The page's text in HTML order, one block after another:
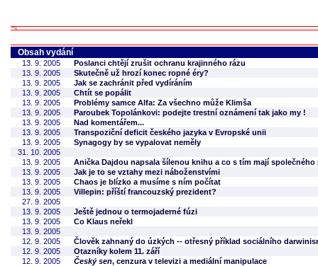
Obsah vydání
13. 9. 2005
Poslanci chtějí zrušit ochranu krajinného rázu
13. 9. 2005
Skutečně už hrozí konec ropné éry?
13. 9. 2005
Jak se zachránit před vydíráním
13. 9. 2005
Chtít se popálit
13. 9. 2005
Problémy samce Alfa: Za všechno může Klimša
13. 9. 2005
Paroubek Topolánkovi: podejte trestní oznámení tak jako my !
13. 9. 2005
Nad komentářem...
13. 9. 2005
Transpoziční deficit českého jazyka v Evropské unii
13. 9. 2005
Synagogy by se vypalovat neměly
31. 10. 2005
13. 9. 2005
Anička Dajdou napsala šílenou knihu a co s tím mají společného
13. 9. 2005
Jak je to se vztahy mezi náboženstvími
13. 9. 2005
Chaos je blízko a musíme s ním počítat
13. 9. 2005
Villepin: příští francouzský prezident?
27. 9. 2005
13. 9. 2005
Ještě jednou o termojaderné fúzi
13. 9. 2005
Co Klaus neřekl
13. 9. 2005
12. 9. 2005
Člověk zahnaný do úzkých -- otřesný příklad sociálního
12. 9. 2005
Otazníky kolem 11. září
12. 9. 2005
Český sen, cenzura v televizi a mediální manipulace